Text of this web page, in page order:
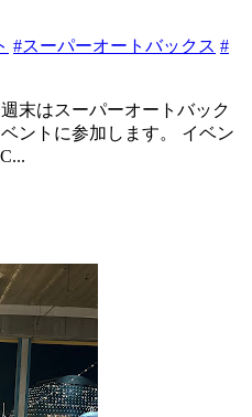
#スーパーオートバックス #
末はスーパーオートバック
ントに参加します。 イベン